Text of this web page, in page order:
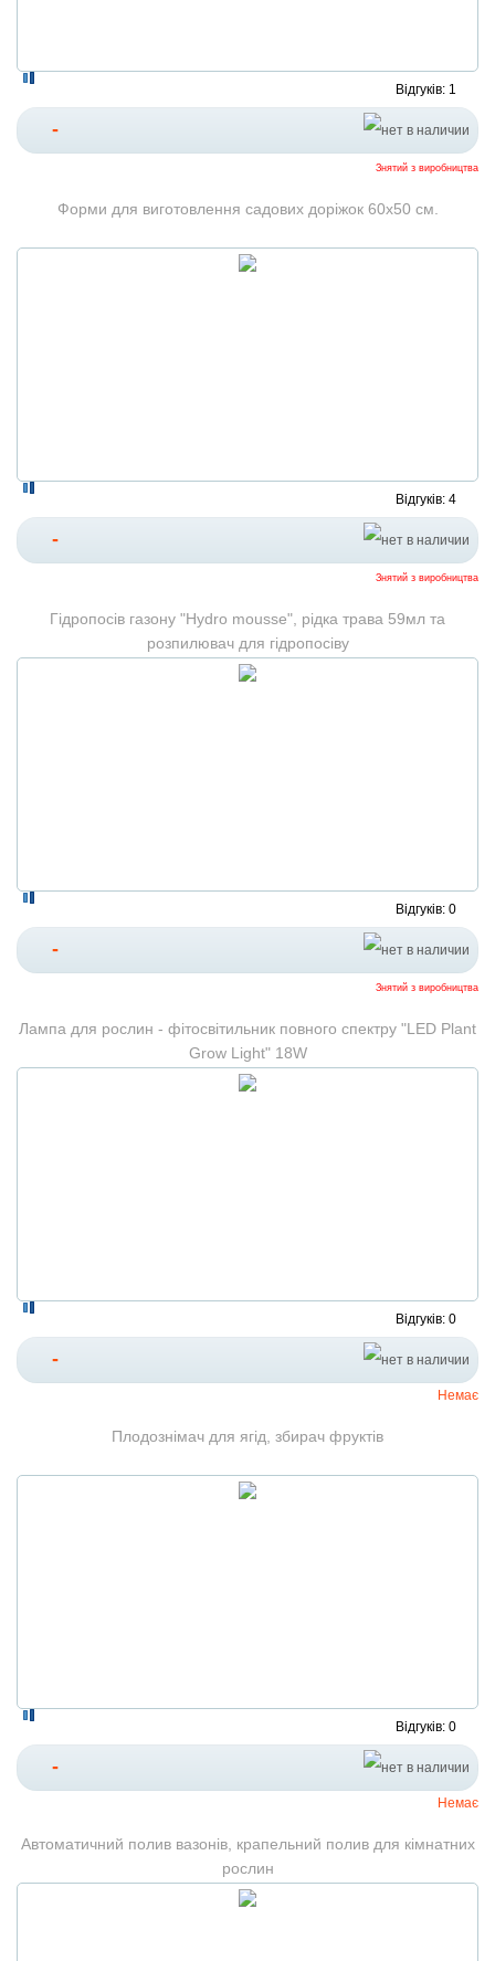
Відгуків: 1
-
Знятий з виробництва
Форми для виготовлення садових доріжок 60x50 см.
Відгуків: 4
-
Знятий з виробництва
Гідропосів газону "Hydro mousse", рідка трава 59мл та
розпилювач для гідропосіву
Відгуків: 0
-
Знятий з виробництва
Лампа для рослин - фітосвітильник повного спектру "LED Plant
Grow Light" 18W
Відгуків: 0
-
Немає
Плодознімач для ягід, збирач фруктів
Відгуків: 0
-
Немає
Автоматичний полив вазонів, крапельний полив для кімнатних
рослин